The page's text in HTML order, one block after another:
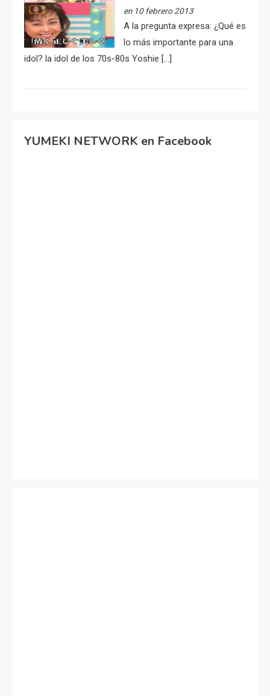
en 10 febrero 2013
A la pregunta expresa: ¿Qué es
lo más importante para una
idol? la idol de los 70s-80s Yoshie […]
YUMEKI NETWORK en Facebook